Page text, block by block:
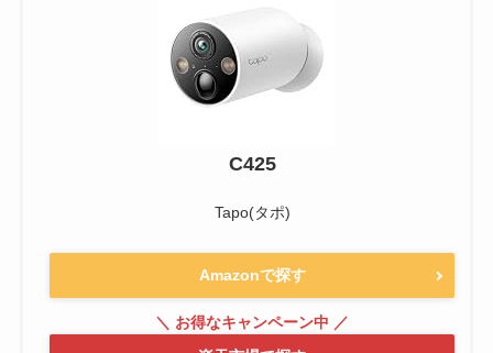
C425
Tapo(タポ)
Amazonで探す